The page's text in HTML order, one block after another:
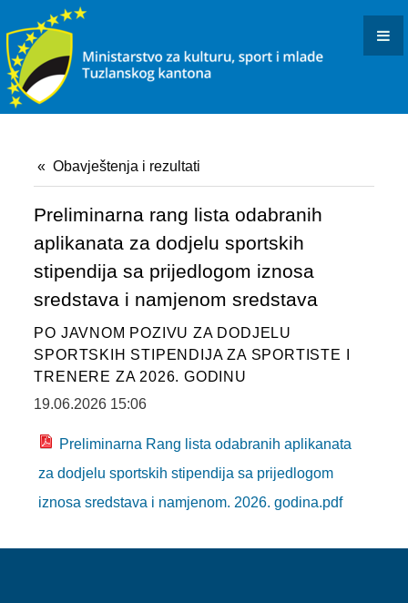
Obavještenja i rezultati
Preliminarna rang lista odabranih
aplikanata za dodjelu sportskih
stipendija sa prijedlogom iznosa
sredstava i namjenom sredstava
PO JAVNOM POZIVU ZA DODJELU
SPORTSKIH STIPENDIJA ZA SPORTISTE I
TRENERE ZA 2026. GODINU
19.06.2026 15:06
Preliminarna Rang lista odabranih aplikanata
za dodjelu sportskih stipendija sa prijedlogom
iznosa sredstava i namjenom. 2026. godina.pdf
KONKURSI I JAVNI POZIVI
OBAVJEŠTENJA I REZULTATI
KULTURA
USTANOVE I PREDUZEĆA KULTURE U RESORNOJ
NADLEŽNOSTI
DOKUMENTI
ARHIVISTIČKI ISPIT
BIBLIOTEČKI ISPIT
OSTALO
SPORT
INFORMACIJE